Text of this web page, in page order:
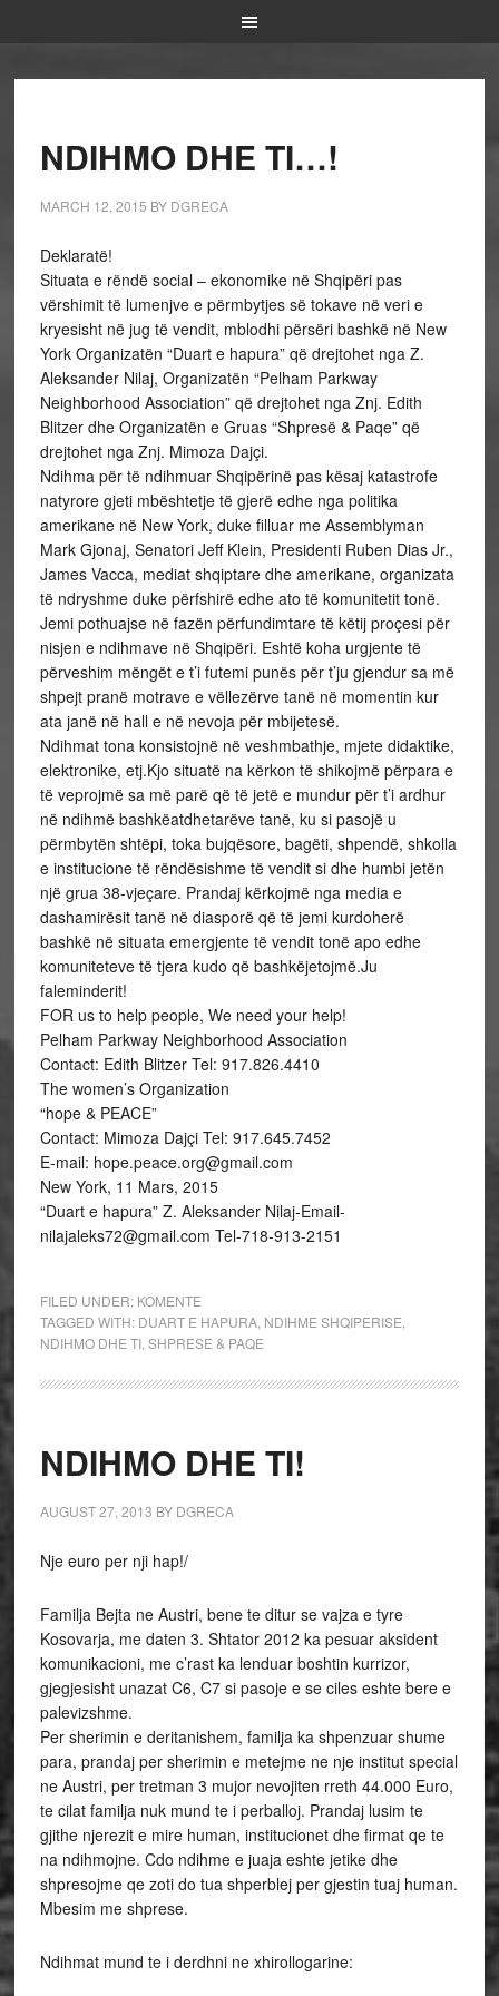
NDIHMO DHE TI…!
MARCH 12, 2015 BY DGRECA
Deklaratë!
Situata e rëndë social – ekonomike në Shqipëri pas
vërshimit të lumenjve e përmbytjes së tokave në veri e
kryesisht në jug të vendit, mblodhi përsëri bashkë në New
York Organizatën “Duart e hapura” që drejtohet nga Z.
Aleksander Nilaj, Organizatën “Pelham Parkway
Neighborhood Association” që drejtohet nga Znj. Edith
Blitzer dhe Organizatën e Gruas “Shpresë & Paqe” që
drejtohet nga Znj. Mimoza Dajçi.
Ndihma për të ndihmuar Shqipërinë pas kësaj katastrofe
natyrore gjeti mbështetje të gjerë edhe nga politika
amerikane në New York, duke filluar me Assemblyman
Mark Gjonaj, Senatori Jeff Klein, Presidenti Ruben Dias Jr.,
James Vacca, mediat shqiptare dhe amerikane, organizata
të ndryshme duke përfshirë edhe ato të komunitetit tonë.
Jemi pothuajse në fazën përfundimtare të këtij proçesi për
nisjen e ndihmave në Shqipëri. Eshtë koha urgjente të
përveshim mëngët e t’i futemi punës për t’ju gjendur sa më
shpejt pranë motrave e vëllezërve tanë në momentin kur
ata janë në hall e në nevoja për mbijetesë.
Ndihmat tona konsistojnë në veshmbathje, mjete didaktike,
elektronike, etj.Kjo situatë na kërkon të shikojmë përpara e
të veprojmë sa më parë që të jetë e mundur për t’i ardhur
në ndihmë bashkëatdhetarëve tanë, ku si pasojë u
përmbytën shtëpi, toka bujqësore, bagëti, shpendë, shkolla
e institucione të rëndësishme të vendit si dhe humbi jetën
një grua 38-vjeçare. Prandaj kërkojmë nga media e
dashamirësit tanë në diasporë që të jemi kurdoherë
bashkë në situata emergjente të vendit tonë apo edhe
komuniteteve të tjera kudo që bashkëjetojmë.Ju
faleminderit!
FOR us to help people, We need your help!
Pelham Parkway Neighborhood Association
Contact: Edith Blitzer Tel: 917.826.4410
The women’s Organization
“hope & PEACE”
Contact: Mimoza Dajçi Tel: 917.645.7452
E-mail: hope.peace.org@gmail.com
New York, 11 Mars, 2015
“Duart e hapura” Z. Aleksander Nilaj-Email-
nilajaleks72@gmail.com Tel-718-913-2151
FILED UNDER: KOMENTE
TAGGED WITH: DUART E HAPURA, NDIHME SHQIPERISE
NDIHMO DHE TI, SHPRESE & PAQE
NDIHMO DHE TI!
AUGUST 27, 2013 BY DGRECA
Nje euro per nji hap!/
Familja Bejta ne Austri, bene te ditur se vajza e tyre
Kosovarja, me daten 3. Shtator 2012 ka pesuar aksident
komunikacioni, me c’rast ka lenduar boshtin kurrizor,
gjegjesisht unazat C6, C7 si pasoje e se ciles eshte bere e
palevizshme.
Per sherimin e deritanishem, familja ka shpenzuar shume
para, prandaj per sherimin e metejme ne nje institut special
ne Austri, per tretman 3 mujor nevojiten rreth 44.000 Euro,
te cilat familja nuk mund te i perballoj. Prandaj lusim te
gjithe njerezit e mire human, institucionet dhe firmat qe te
na ndihmojne. Cdo ndihme e juaja eshte jetike dhe
shpresojme qe zoti do tua shperblej per gjestin tuaj human.
Mbesim me shprese.
Ndihmat mund te i derdhni ne xhirollogarine: